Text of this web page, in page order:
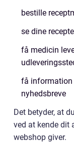
bestille
se dine
få medicin
få information
nyhedsbreve
Det betyder, at
ved at kende dit
webshop giver.